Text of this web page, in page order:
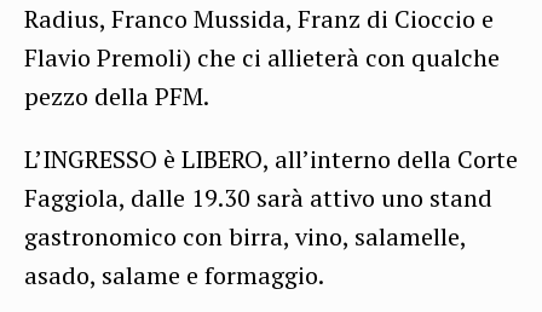
Radius, Franco Mussida, Franz di Cioccio e
Flavio Premoli) che ci allieterà con qualche
pezzo della PFM.
L’INGRESSO è LIBERO, all’interno della Corte
Faggiola, dalle 19.30 sarà attivo uno stand
gastronomico con birra, vino, salamelle,
asado, salame e formaggio.